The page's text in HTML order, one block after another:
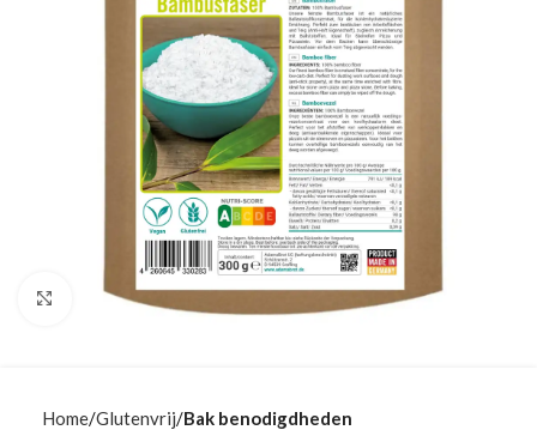
Klik om te vergroten
Home Glutenvrij Bak benodigdheden